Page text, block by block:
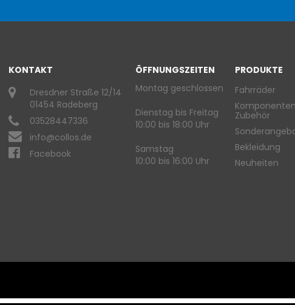
KONTAKT
Dresdner Straße 12/14
01454 Radeberg
03528447336
info@collos.de
Facebook
ÖFFNUNGSZEITEN
Montag geschlossen
Dienstag bis Freitag
10:00 bis 18:00 Uhr
Samstag
10:00 bis 16:00 Uhr
PRODUKTE
Fahrräder
Komponenten
Zubehör
Bekleidung
Neuheiten